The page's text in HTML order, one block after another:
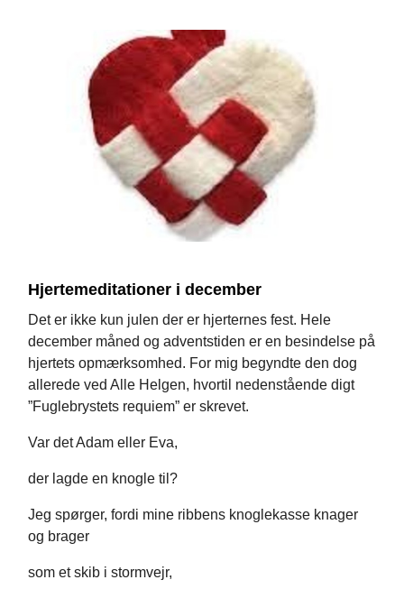
Hjertemeditationer i december
Det er ikke kun julen der er hjerternes fest. Hele
december måned og adventstiden er en besindelse på
hjertets opmærksomhed. For mig begyndte den dog
allerede ved Alle Helgen, hvortil nedenstående digt
”Fuglebrystets requiem” er skrevet.
Var det Adam eller Eva,
der lagde en knogle til?
Jeg spørger, fordi mine ribbens knoglekasse knager
og brager
som et skib i stormvejr,